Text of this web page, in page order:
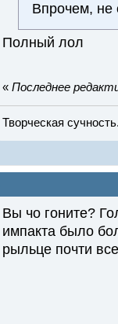
Впрочем, не
Полный лол
« Последнее
Творческая
Вы чо гоните?
импакта было
рыльце почти